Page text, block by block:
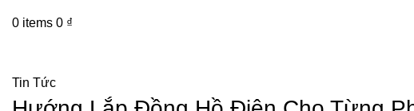
0 items 0 ₫
Tin Tức